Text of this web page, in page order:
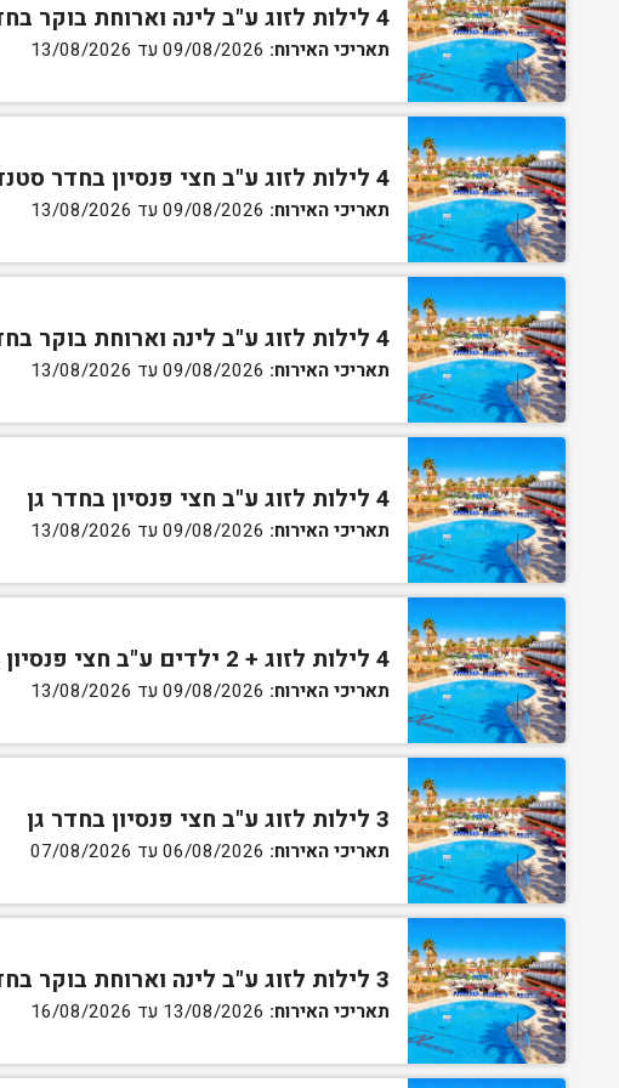
4 לילות לזוג ע"ב לינה וארוחת בוקר בחדר סטנדרט
תאריכי האירוח:
4 לילות לזוג ע"ב חצי פנסיון בחדר סטנדרט
תאריכי האירוח:
4 לילות לזוג ע"ב לינה וארוחת בוקר בחדר גן
תאריכי האירוח:
4 לילות לזוג ע"ב חצי פנסיון בחדר גן
תאריכי האירוח:
4 לילות לזוג + 2 ילדים ע"ב חצי פנסיון בחדר סופריור
תאריכי האירוח:
3 לילות לזוג ע"ב חצי פנסיון בחדר גן
תאריכי האירוח:
3 לילות לזוג ע"ב לינה וארוחת בוקר בחדר סטנדרט
תאריכי האירוח: